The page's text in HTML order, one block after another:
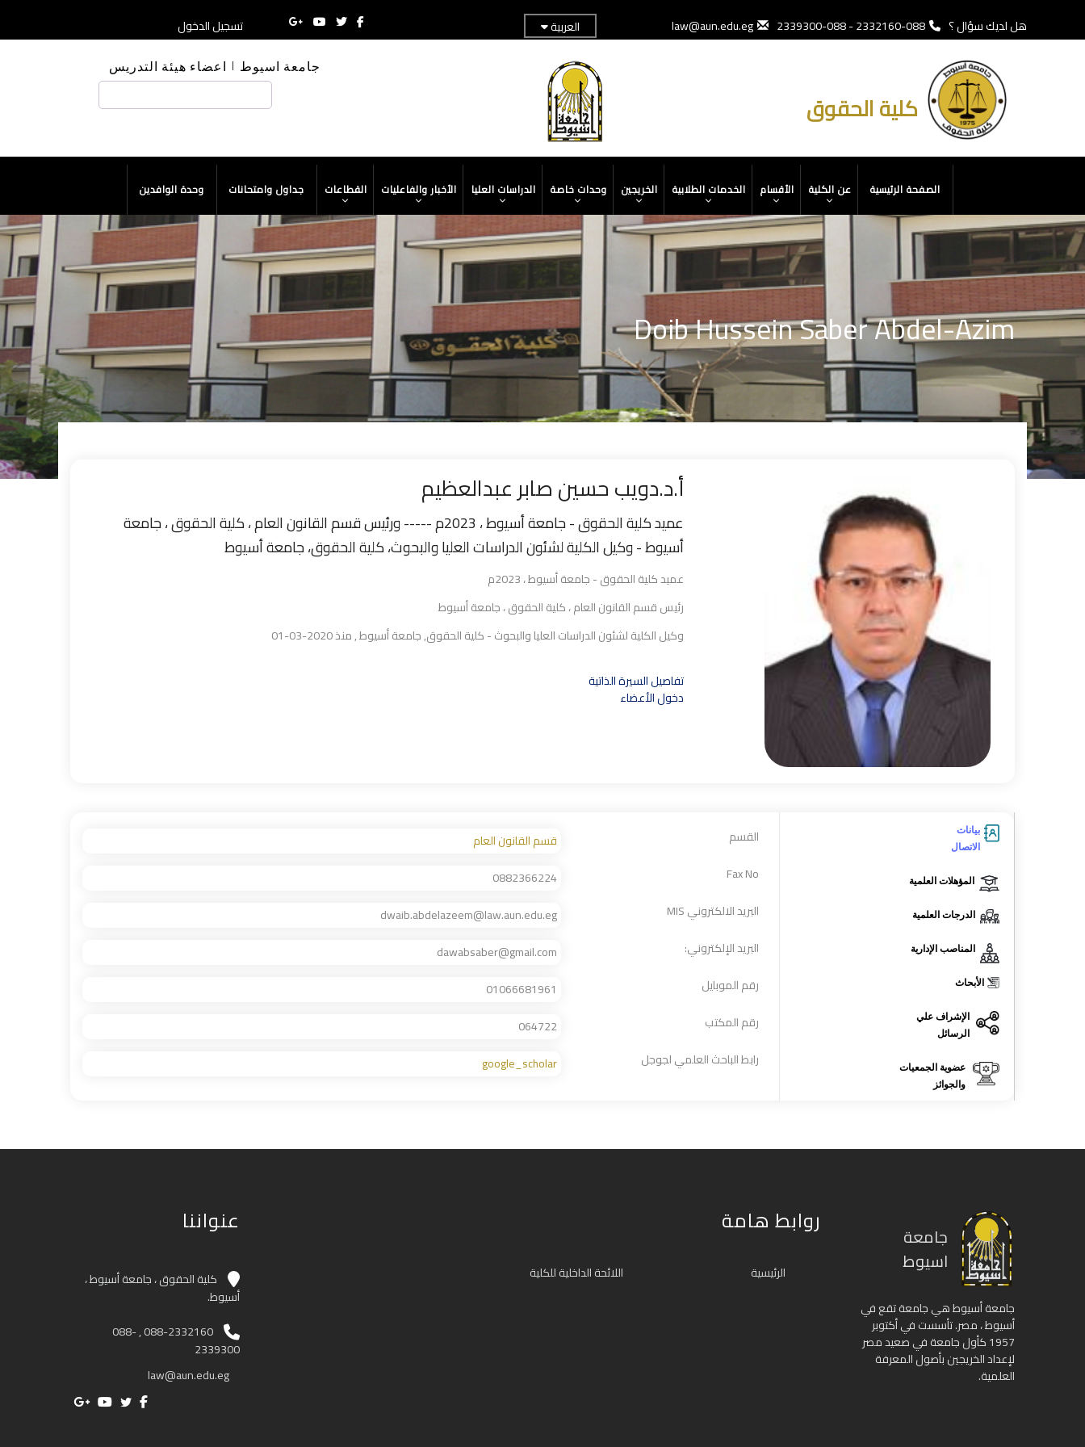
المحتوى
هل لديك سؤال ؟ 088-2332160 - 088-2339300
law@aun.edu.eg العربية تسجيل الدخول
كلية الحقوق
جامعة اسيوط اعضاء هيئة التدريس
بحث
الصفحة الرئيسية عن الكلية الأقسام الخدمات الطلابية الخريجين وحدات خاصة الدراسات العليا الأخبار والفاعليات القطاعات جداول وامتحانات وحدة الوافدين
Doib Hussein Saber Abdel-Azim
أ.د.دويب حسين صابر عبدالعظيم
عميد كلية الحقوق - جامعة أسيوط ، 2023م ----- ورئيس قسم القانون العام ، كلية الحقوق ، جامعة
أسيوط - وكيل الكلية لشئون الدراسات العليا والبحوث، كلية الحقوق، جامعة أسيوط
عميد كلية الحقوق - جامعة أسيوط ، 2023م
رئيس قسم القانون العام ، كلية الحقوق ، جامعة أسيوط
وكيل الكلية لشئون الدراسات العليا والبحوث - كلية الحقوق, جامعة أسيوط , منذ 2020-03-01
تفاصيل السيرة الذاتية
دخول الأعضاء
بيانات
الاتصال
المؤهلات العلمية
الدرجات العلمية
المناصب الإدارية
الأبحاث
الإشراف علي
الرسائل
عضوية الجمعيات
والجوائز
القسم
قسم القانون العام
Fax No
0882366224
البريد الالكتروني MIS
dwaib.abdelazeem@law.aun.edu.eg
البريد الإلكتروني:
dawabsaber@gmail.com
رقم الموبايل
01066681961
رقم المكتب
064722
رابط الباحث العلمي لجوجل
google_scholar
جامعة
اسيوط
جامعة أسيوط هي جامعة تقع في
أسيوط ، مصر. تأسست في أكتوبر
1957 كأول جامعة في صعيد مصر
لإعداد الخريجين بأصول المعرفة
العلمية.
روابط هامة
الرئيسية اللائحة الداخلية للكلية
عنواننا
كلية الحقوق ، جامعة أسيوط ،
أسيوط.
088-2332160 , 088-
2339300